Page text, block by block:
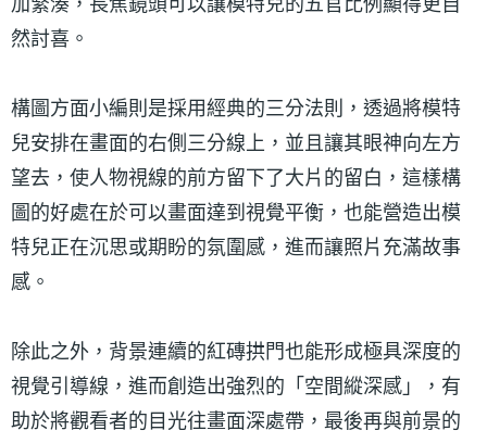
然討喜。
構圖方面小編則是採用經典的三分法則，透過將模特
兒安排在畫面的右側三分線上，並且讓其眼神向左方
望去，使人物視線的前方留下了大片的留白，這樣構
圖的好處在於可以畫面達到視覺平衡，也能營造出模
特兒正在沉思或期盼的氛圍感，進而讓照片充滿故事
感。
除此之外，背景連續的紅磚拱門也能形成極具深度的
視覺引導線，進而創造出強烈的「空間縱深感」，有
助於將觀看者的目光往畫面深處帶，最後再與前景的